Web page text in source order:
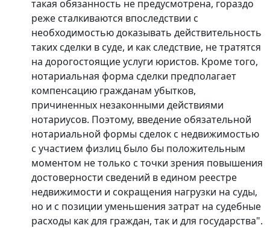
такая обязанность не предусмотрена, гораздо
реже сталкиваются впоследствии с
необходимостью доказывать действительность
таких сделки в суде, и как следствие, не тратятся
на дорогостоящие услуги юристов. Кроме того,
нотариальная форма сделки предполагает
компенсацию гражданам убытков,
причиненных незаконными действиями
нотариусов. Поэтому, введение обязательной
нотариальной формы сделок с недвижимостью
с участием физлиц было бы положительным
моментом не только с точки зрения повышения
достоверности сведений в едином реестре
недвижимости и сокращения нагрузки на суды,
но и с позиции уменьшения затрат на судебные
расходы как для граждан, так и для государства".